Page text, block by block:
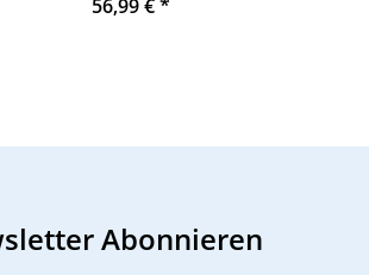
Kabellose Sport
56,99 €*
Abonnieren